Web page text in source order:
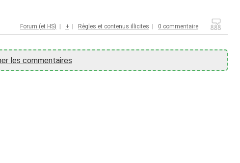
Forum (et HS) + Règles et contenus illicites 0 commentaire
les commentaires